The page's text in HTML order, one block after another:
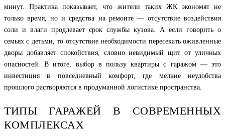
минут. Практика показывает, что жители таких ЖК экономят не
только время, но и средства на ремонте — отсутствие воздействия
соли и влаги продлевает срок службы кузова. А если говорить о
семьях с детьми, то отсутствие необходимости пересекать оживленные
дворы добавляет спокойствия, словно невидимый щит от уличных
опасностей. В итоге, выбор в пользу квартиры с гаражом — это
инвестиция в повседневный комфорт, где мелкие неудобства
прошлого растворяются в продуманной логистике пространства.
ТИПЫ ГАРАЖЕЙ В СОВРЕМЕННЫХ
КОМПЛЕКСАХ